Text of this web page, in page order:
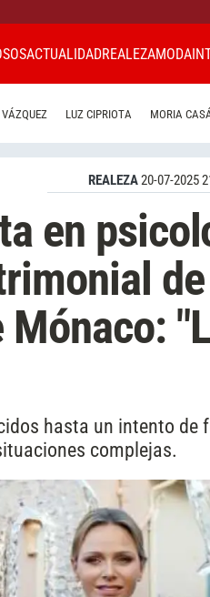
ACTUALIDADREALEZAMODA
LUZ CIPRIOTA MORIA
REALEZA20-07-2025
en
hasta un intento de
complejas.